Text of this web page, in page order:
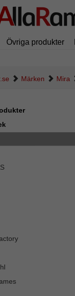
Övriga produkter
Märken Mira